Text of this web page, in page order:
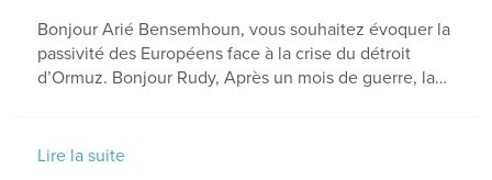
Bonjour Arié Bensemhoun, vous souhaitez évoquer la
passivité des Européens face à la crise du détroit
d’Ormuz. Bonjour Rudy, Après un mois de guerre, la…
Lire la suite